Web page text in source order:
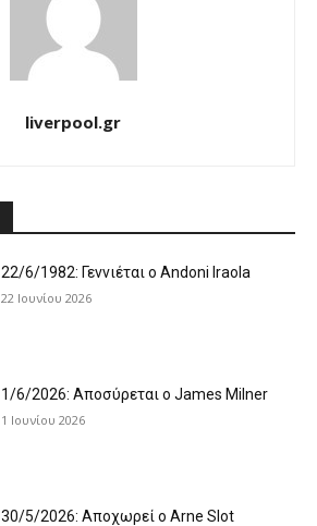
liverpool.gr
22/6/1982: Γεννιέται ο Andoni Iraola
22 Ιουνίου 2026
1/6/2026: Αποσύρεται ο James Milner
1 Ιουνίου 2026
30/5/2026: Αποχωρεί ο Arne Slot